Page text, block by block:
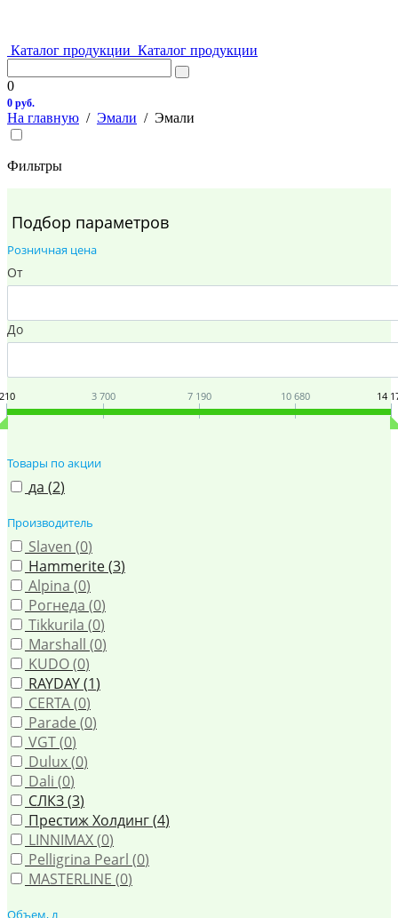
Каталог продукции Каталог продукции
0
0 руб.
На главную / Эмали / Эмали
Фильтры
Подбор параметров
Розничная цена
От
До
3 700 7 190 10 680 14
Товары по акции
да (2)
Производитель
Slaven (0)
Hammerite (3)
Alpina (0)
Рогнеда (0)
Tikkurila (0)
Marshall (0)
KUDO (0)
RAYDAY (1)
CERTA (0)
Parade (0)
VGT (0)
Dulux (0)
Dali (0)
СЛКЗ (3)
Престиж Холдинг (4)
LINNIMAX (0)
Pelligrina Pearl (0)
MASTERLINE (0)
Объем, л